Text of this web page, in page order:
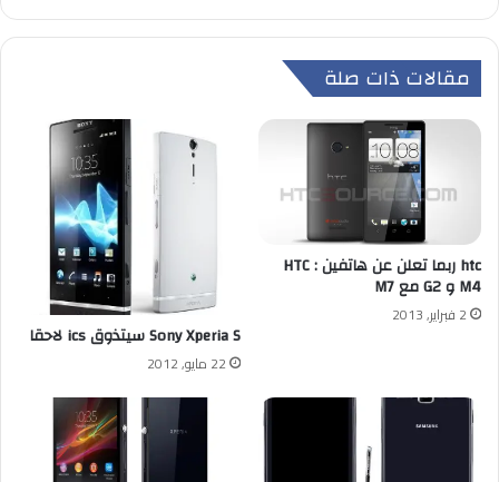
مقالات ذات صلة
htc ربما تعلن عن هاتفين : HTC
M4 و G2 مع M7
2 فبراير, 2013
Sony Xperia S سيتذوق ics لاحقا
22 مايو, 2012